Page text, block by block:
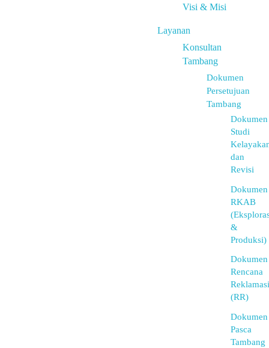
Visi & Misi
Layanan
Konsultan
Tambang
Dokumen
Persetujuan
Tambang
Dokumen
Studi
dan
Revisi
Dokumen
RKAB
&
Produksi)
Dokumen
Rencana
Reklamasi
(RR)
Dokumen
Pasca
Tambang